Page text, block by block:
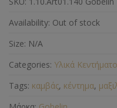
Availability: Out of stock
Size: N/A
Categories: Υλικά
Tags: καμβάς, κέντημα,